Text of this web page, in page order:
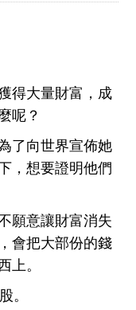
得大量財富，成
呢？
了向世界宣佈她
，想要證明他們
願意讓財富消失
會把大部份的錢
上。
。